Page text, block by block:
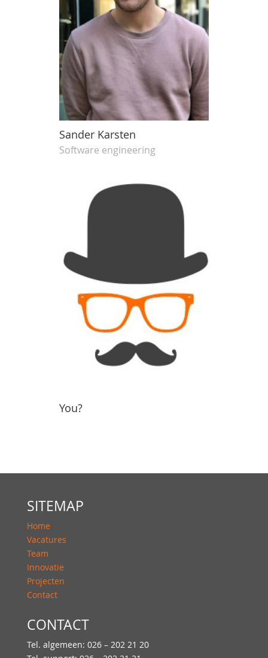
Sander Karsten
Software engineering
You?
SITEMAP
Home
Vacatures
Team
Innovatie
Projecten
Contact
CONTACT
Tel. algemeen: 026 – 202 21 20